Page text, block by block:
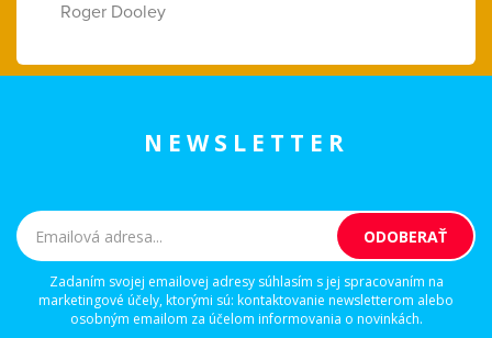
Roger Dooley
NEWSLETTER
Zadaním svojej emailovej adresy súhlasím s jej spracovaním na
marketingové účely, ktorými sú: kontaktovanie newsletterom alebo
osobným emailom za účelom informovania o novinkách.